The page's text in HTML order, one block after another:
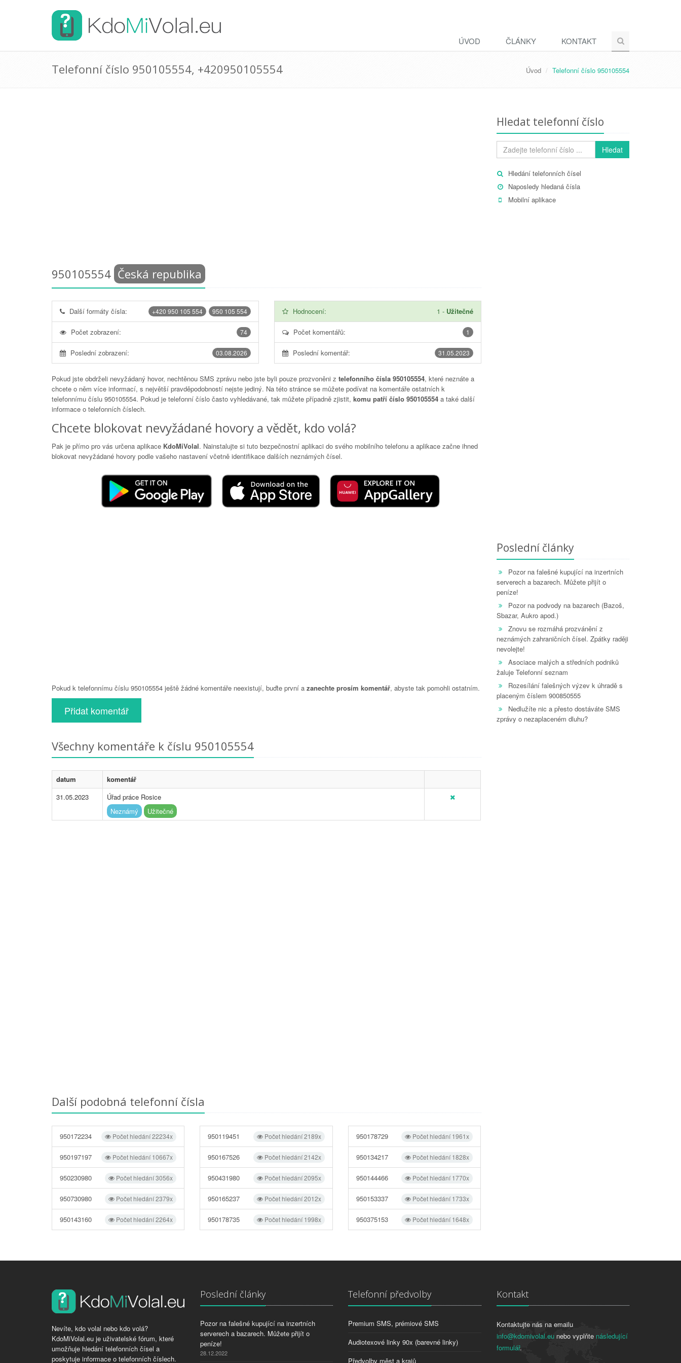
ÚVOD ČLÁNKY KONTAKT
Telefonní číslo 950105554, +420950105554 Úvod Telefonní číslo 950105554
950105554 Česká republika
950 105 554
+420 950 105 554
Další formáty čísla:
74
Počet zobrazení:
03.08.2026
Poslední zobrazení:
Hodnocení: 1 - Užitečné
1
Počet komentářů:
31.05.2023
Poslední komentář:
Pokud jste obdrželi nevyžádaný hovor, nechtěnou SMS zprávu nebo jste byli pouze prozvoněni z telefonního čísla 950105554, které neznáte a
chcete o něm více informací, s největší pravděpodobností nejste jediný. Na této stránce se můžete podívat na komentáře ostatních k
telefonnímu číslu 950105554. Pokud je telefonní číslo často vyhledávané, tak můžete případně zjistit, komu patří číslo 950105554 a také další
informace o telefonních číslech.
Chcete blokovat nevyžádané hovory a vědět, kdo volá?
Pak je přímo pro vás určena aplikace KdoMiVolal. Nainstalujte si tuto bezpečnostní aplikaci do svého mobilního telefonu a aplikace začne ihned
blokovat nevyžádané hovory podle vašeho nastavení včetně identifikace dalších neznámých čísel.
Pokud k telefonnímu číslu 950105554 ještě žádné komentáře neexistují, buďte první a zanechte prosím komentář, abyste tak pomohli ostatním.
Přidat komentář
Všechny komentáře k číslu 950105554
datum
komentář
31.05.2023
Úřad práce Rosice
Neznámý
Užitečné
Další podobná telefonní čísla
Počet hledání 22234x
950172234
Počet hledání 10667x
950197197
Počet hledání 3056x
950230980
Počet hledání 2379x
950730980
Počet hledání 2264x
950143160
Počet hledání 2189x
950119451
Počet hledání 2142x
950167526
Počet hledání 2095x
950431980
Počet hledání 2012x
950165237
Počet hledání 1998x
950178735
Počet hledání 1961x
950178729
Počet hledání 1828x
950134217
Počet hledání 1770x
950144466
Počet hledání 1733x
950153337
Počet hledání 1648x
950375153
Hledat telefonní číslo
Hledat
Hledání telefonních čísel
Naposledy hledaná čísla
Mobilní aplikace
Poslední články
Pozor na falešné kupující na inzertních
serverech a bazarech. Můžete přijít o
peníze!
Pozor na podvody na bazarech (Bazoš,
Sbazar, Aukro apod.)
Znovu se rozmáhá prozvánění z
neznámých zahraničních čísel. Zpátky raději
nevolejte!
Asociace malých a středních podniků
žaluje Telefonní seznam
Rozesílání falešných výzev k úhradě s
placeným číslem 900850555
Nedlužíte nic a přesto dostáváte SMS
zprávy o nezaplaceném dluhu?
Nevíte, kdo volal nebo kdo volá?
KdoMiVolal.eu je uživatelské fórum, které
umožňuje hledání telefonních čísel a
poskytuje informace o telefonních číslech.
Poslední články
Pozor na falešné kupující na inzertních
serverech a bazarech. Můžete přijít o
peníze!
28.12.2022
Telefonní předvolby
Premium SMS, prémiové SMS
Audiotexové linky 90x (barevné linky)
Předvolby měst a krajů
Kontakt
Kontaktujte nás na emailu
info@kdomivolal.eunebo vyplňte následující
formulář.